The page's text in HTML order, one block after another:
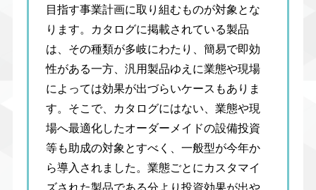
目指す事業計画に取り組むものが対象とな
ります。カタログに掲載されている製品
は、その種類が多岐にわたり、簡易で即効
性がある一方、汎用製品ゆえに業態や現場
によっては効果が出づらいケースもありま
す。そこで、カタログにはない、業態や現
場へ最適化したオーダーメイドの設備投資
等も助成の対象とすべく、一般型が今年か
ら導入されました。業態ごとにカスタマイ
ズされた製品である分より投資効果が出や